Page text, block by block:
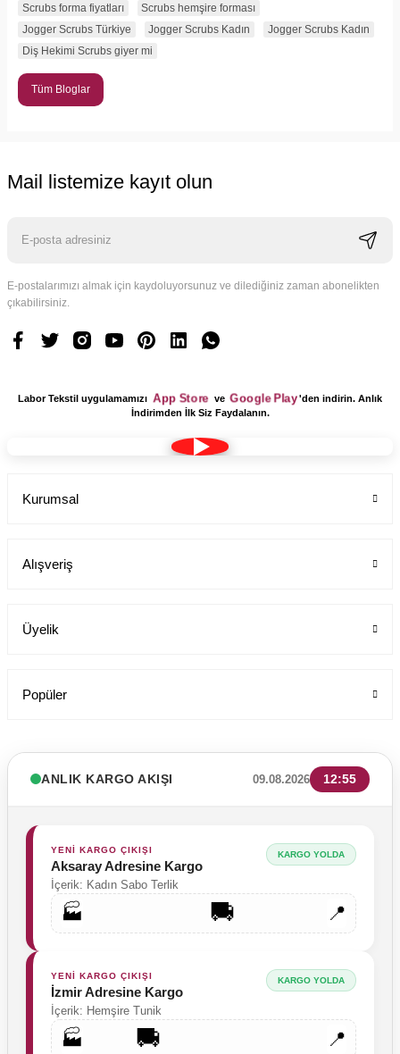
Scrubs forma fiyatları
Scrubs hemşire forması
Jogger Scrubs Türkiye
Jogger Scrubs Kadın
Jogger Scrubs Kadın
Diş Hekimi Scrubs giyer mi
Tüm Bloglar
Mail listemize kayıt olun
E-postalarımızı almak için kaydoluyorsunuz ve dilediğiniz zaman abonelikten
çıkabilirsiniz.
Labor Tekstil uygulamamızı App Store ve Google Play'den indirin. Anlık
İndirimden İlk Siz Faydalanın.
Kurumsal
Alışveriş
Üyelik
Popüler
ANLIK KARGO AKIŞI 09.08.2026 12:55
YENİ KARGO ÇIKIŞI
Aksaray Adresine Kargo
İçerik: Kadın Sabo Terlik
KARGO YOLDA
🏭 🚚 📍
YENİ KARGO ÇIKIŞI
İzmir Adresine Kargo
İçerik: Hemşire Tunik
KARGO YOLDA
🏭 🚚 📍